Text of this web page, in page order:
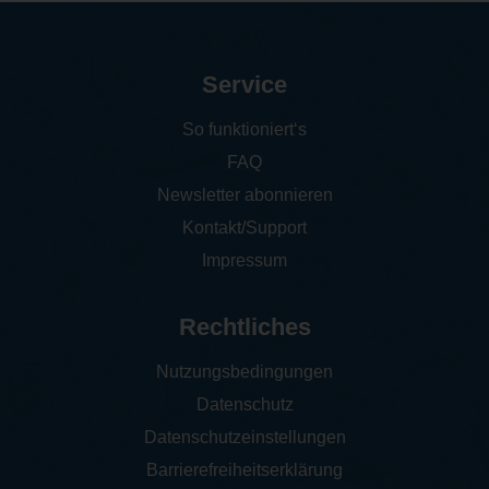
Service
So funktioniert‘s
FAQ
Newsletter abonnieren
Kontakt/Support
Impressum
Rechtliches
Nutzungsbedingungen
Datenschutz
Datenschutzeinstellungen
Barrierefreiheitserklärung